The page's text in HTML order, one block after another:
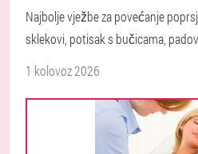
Najbolje vježbe za povećanje
sklekovi, potisak s bučicama,
1 kolovoz 2026